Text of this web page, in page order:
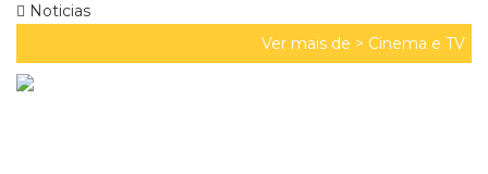
Noticias
Ver mais de > Cinema e TV